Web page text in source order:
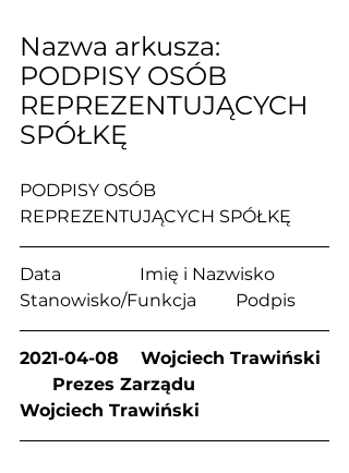
Nazwa arkusza:
PODPISY OSÓB
REPREZENTUJĄCYCH
SPÓŁKĘ
PODPISY OSÓB
REPREZENTUJĄCYCH SPÓŁKĘ
Data                  Imię i Nazwisko
Stanowisko/Funkcja         Podpis
2021-04-08    Wojciech Trawiński
      Prezes Zarządu
Wojciech Trawiński